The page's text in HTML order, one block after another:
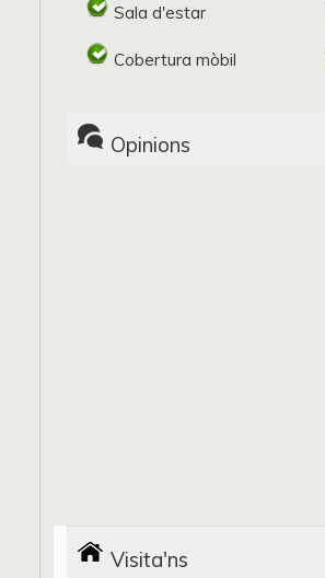
Sala d'estar
Cobertura mòbil
Opinions
Visita'ns